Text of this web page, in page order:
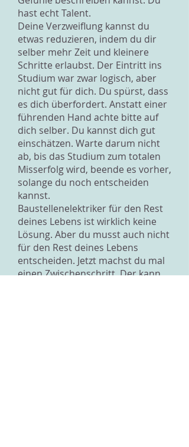
hast echt Talent.
Deine Verzweiflung kannst du
etwas reduzieren, indem du dir
selber mehr Zeit und kleinere
Schritte erlaubst. Der Eintritt ins
Studium war zwar logisch, aber
nicht gut für dich. Du spürst, dass
es dich überfordert. Anstatt einer
führenden Hand achte bitte auf
dich selber. Du kannst dich gut
einschätzen. Warte darum nicht
ab, bis das Studium zum totalen
Misserfolg wird, beende es vorher,
solange du noch entscheiden
kannst.
Baustellenelektriker für den Rest
deines Lebens ist wirklich keine
Lösung. Aber du musst auch nicht
für den Rest deines Lebens
entscheiden. Jetzt machst du mal
einen Zwischenschritt. Der kann